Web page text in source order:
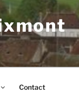
Contact